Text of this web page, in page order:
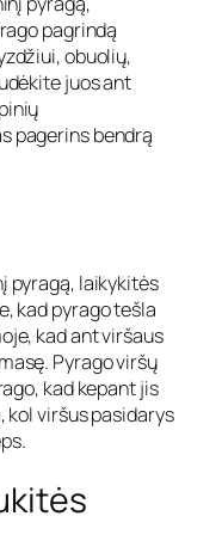
pagrindą
obuolių,
juos ant
pagerins bendrą
pyragą, laikykitės
kad pyrago tešla
kad ant viršaus
Pyrago viršų
kad kepant jis
kol viršus pasidarys